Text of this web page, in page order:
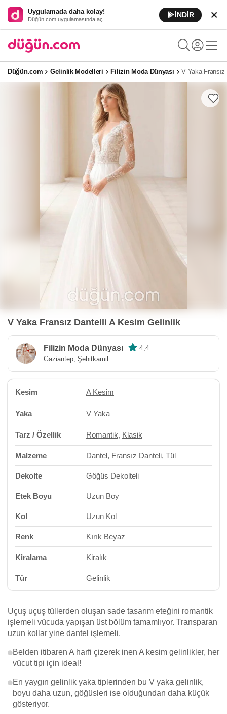
Uygulamada daha kolay!
Düğün.com uygulamasında aç
İNDİR
Düğün.com Gelinlik Modelleri Filizin Moda Dünyası V Yaka
V Yaka Fransız Dantelli A Kesim Gelinlik
Filizin Moda Dünyası 4,4
Gaziantep, Şehitkamil
Kesim A Kesim
Yaka V Yaka
Tarz / Özellik Romantik, Klasik
Malzeme Dantel, Fransız Danteli, Tül
Dekolte Göğüs Dekolteli
Etek Boyu Uzun Boy
Kol Uzun Kol
Renk Kırık Beyaz
Kiralama Kiralık
Tür Gelinlik
Uçuş uçuş tüllerden oluşan sade tasarım eteğini romantik
işlemeli vücuda yapışan üst bölüm tamamlıyor. Transparan
uzun kollar yine dantel işlemeli.
Belden itibaren A harfi çizerek inen A kesim gelinlikler, her
vücut tipi için ideal!
En yaygın gelinlik yaka tiplerinden bu V yaka gelinlik,
boyu daha uzun, göğüsleri ise olduğundan daha küçük
gösteriyor.